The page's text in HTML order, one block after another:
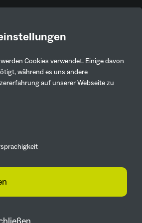
Cookies verwendet. Einige davon
während es uns andere
auf unserer Webseite zu
AWO
mit